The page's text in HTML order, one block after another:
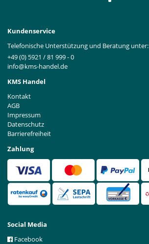
Kundenservice
Telefonische Unterstützung und Beratung unter:
+49 (0) 5921 / 81 999 - 0
info@kms-handel.de
KMS Handel
Kontakt
AGB
Impressum
Datenschutz
Barrierefreiheit
Zahlung
Social Media
Facebook